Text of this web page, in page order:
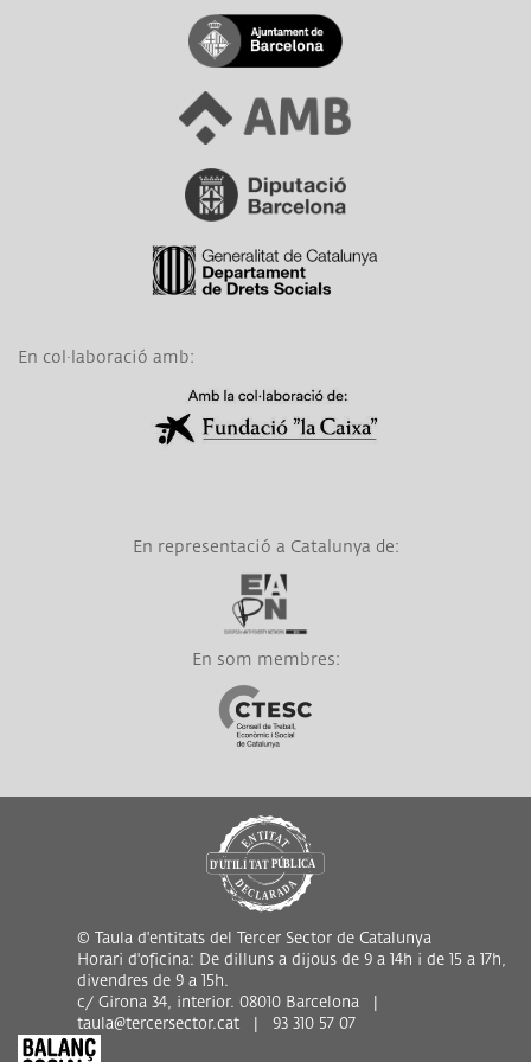
Link a Ajuntament de Barcelona
Link a Àrea Metropolitana de Barcelona
Link a Diputació de Barcelona
Link a Generalitat de Catalunya
En col·laboració amb:
En representació a Catalunya de:
Link a EAPN
En som membres:
Link a CTESC
© Taula d'entitats del Tercer Sector de Catalunya
Horari d'oficina: De dilluns a dijous de 9 a 14h i de 15 a 17h,
divendres de 9 a 15h.
c/ Girona 34, interior. 08010 Barcelona |
taula@tercersector.cat | 93 310 57 07